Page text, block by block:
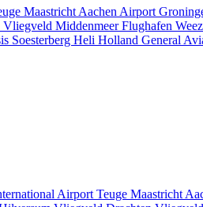
Maastricht Aachen Airport
Vliegveld MiddenmeerFlughafen
Soesterberg Heli Holland General
Airport Teuge Maastricht